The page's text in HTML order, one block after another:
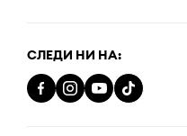
СЛЕДИ НИ НА: